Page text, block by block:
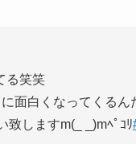
る笑笑
面白くなってくる
致しますm(_ _)mﾍﾟｺﾘ